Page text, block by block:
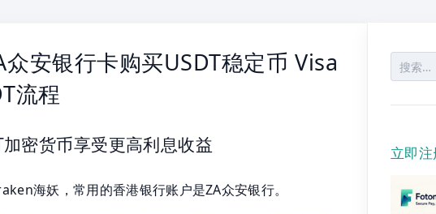
安银行卡购买USDT稳定币 Visa
流程
密货币享受更高利息收益
海妖，常用的香港银行账户是ZA众安银行。
索：
立即